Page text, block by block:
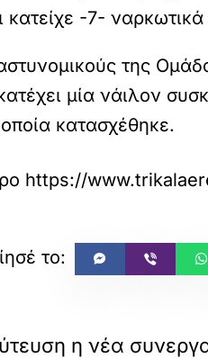
κατείχε -7-
της
μία νάιλον
κατασχέθηκε.
https://
η νέα